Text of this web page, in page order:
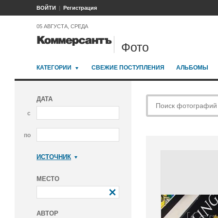
ВОЙТИ Регистрация
05 АВГУСТА, СРЕДА
Фото
КАТЕГОРИИ СВЕЖИЕ ПОСТУПЛЕНИЯ АЛЬБОМЫ
ДАТА
с
по
ИСТОЧНИК
МЕСТО
АВТОР